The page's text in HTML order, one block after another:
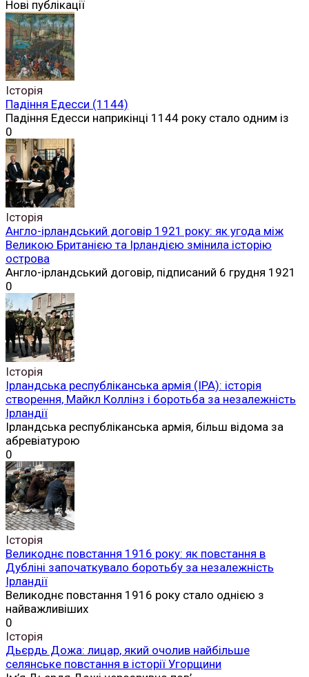
Нові публікації
Історія
Падіння Едесси (1144)
Падіння Едесси наприкінці 1144 року стало одним із
0
Історія
Англо-ірландський договір 1921 року: як угода між
Великою Британією та Ірландією змінила історію
острова
Англо-ірландський договір, підписаний 6 грудня 1921
0
Історія
Ірландська республіканська армія (ІРА): історія
створення, Майкл Коллінз і боротьба за незалежність
Ірландії
Ірландська республіканська армія, більш відома за
абревіатурою
0
Історія
Великоднє повстання 1916 року: як повстання в
Дубліні започаткувало боротьбу за незалежність
Ірландії
Великоднє повстання 1916 року стало однією з
найважливіших
0
Історія
Дьєрдь Дожа: лицар, який очолив найбільше
селянське повстання в історії Угорщини